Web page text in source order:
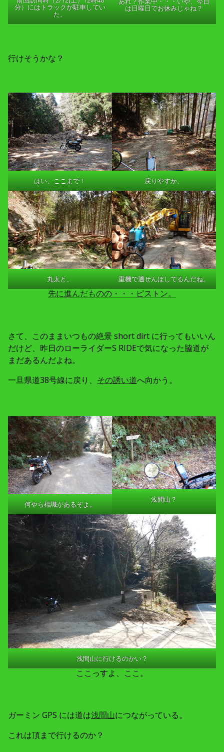
分）にはトラックが駐車してい
た。
は日曜日でお休みじゃね？
行けそうかな？
はい、ここまで！ 戻りやすか。
丸太と、 重機で通せんぼしてるんだね。
先に進んだものの・・・ピストン。
さて、このままいつもの絶景 short dirt に行ってもいいん
だけど、昨日のローライダーS RIDEで気になった脇道が
まだあるんだよね。
一旦県道38号線に戻り、 その誘い道へ向かう。
何やら標識があるぞよ。
浅間山？
浅間山に行けるのかい？
ここっすよ、ここ。
ガーミン GPS には道は浅間山につながっている。
これは頂まで行けるのか？